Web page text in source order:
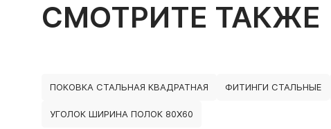
СМОТРИТЕ ТАКЖЕ
ПОКОВКА СТАЛЬНАЯ КВАДРАТНАЯ ФИТИНГИ СТАЛЬНЫЕ
УГОЛОК ШИРИНА ПОЛОК 80Х60